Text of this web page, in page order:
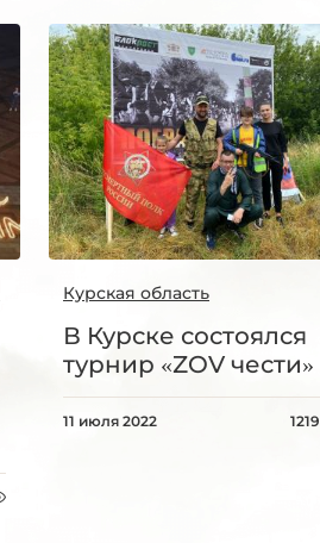
Курская область
В Курске состоялся
турнир «ZOV чести»
11 июля 2022 1219